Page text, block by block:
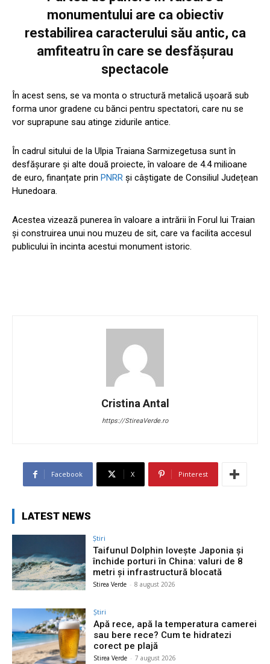
monumentului are ca obiectiv
restabilirea caracterului său antic, ca
amfiteatru în care se desfășurau
spectacole
În acest sens, se va monta o structură metalică ușoară sub
forma unor gradene cu bănci pentru spectatori, care nu se
vor suprapune sau atinge zidurile antice.
În cadrul sitului de la Ulpia Traiana Sarmizegetusa sunt în
desfășurare și alte două proiecte, în valoare de 4.4 milioane
de euro, finanțate prin PNRR și câștigate de Consiliul Județean
Hunedoara.
Acestea vizează punerea în valoare a intrării în Forul lui Traian
și construirea unui nou muzeu de sit, care va facilita accesul
publicului în incinta acestui monument istoric.
Cristina Antal
https://StireaVerde.ro
Facebook X Pinterest
LATEST NEWS
Știri
Taifunul Dolphin lovește Japonia și
închide porturi în China: valuri de 8
metri și infrastructură blocată
Stirea Verde - 8 august 2026
Știri
Apă rece, apă la temperatura camerei
sau bere rece? Cum te hidratezi
corect pe plajă
Stirea Verde - 7 august 2026